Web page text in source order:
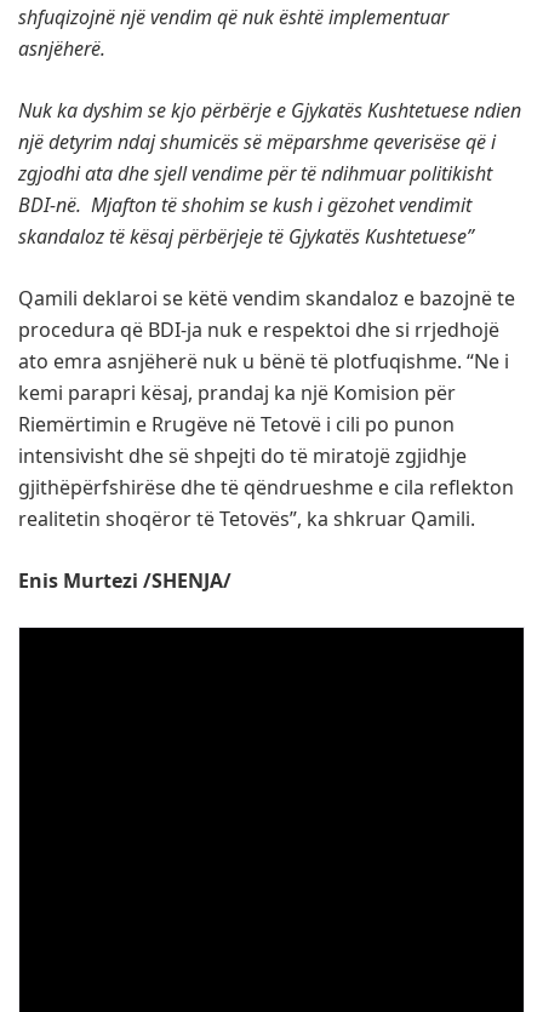
shfuqizojnë një vendim që nuk është implementuar
asnjëherë.
Nuk ka dyshim se kjo përbërje e Gjykatës Kushtetuese ndien
një detyrim ndaj shumicës së mëparshme qeverisëse që i
zgjodhi ata dhe sjell vendime për të ndihmuar politikisht
BDI-në. Mjafton të shohim se kush i gëzohet vendimit
skandaloz të kësaj përbërjeje të Gjykatës Kushtetuese”
Qamili deklaroi se këtë vendim skandaloz e bazojnë te
procedura që BDI-ja nuk e respektoi dhe si rrjedhojë
ato emra asnjëherë nuk u bënë të plotfuqishme. “Ne i
kemi parapri kësaj, prandaj ka një Komision për
Riemërtimin e Rrugëve në Tetovë i cili po punon
intensivisht dhe së shpejti do të miratojë zgjidhje
gjithëpërfshirëse dhe të qëndrueshme e cila reflekton
realitetin shoqëror të Tetovës”, ka shkruar Qamili.
Enis Murtezi /SHENJA/